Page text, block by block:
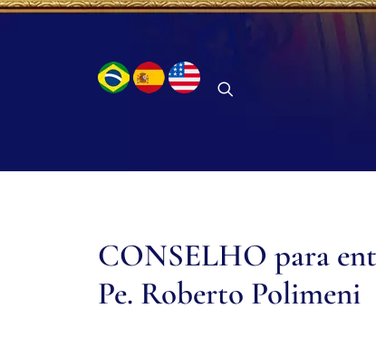
CONSELHO para
Pe. Roberto Polimeni